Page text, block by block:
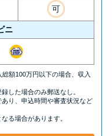
可
ニ
額100万円以下の場合、収入
した場合のみ郵送なし。
り、申込時間や審査状況など
る場合があります。